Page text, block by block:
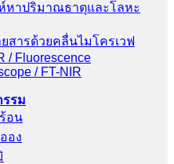
ห์หาปริมาณธาตุและโลหะ
สารด้วยคลื่นไมโครเวฟ
/ Fluorescence
/ FT-NIR
รรม
อน
อง